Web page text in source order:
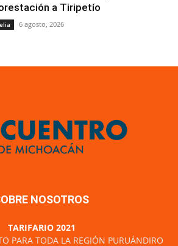
a Tiripetío
6 agosto, 2026
NOSOTROS
TARIFARIO 2021
PARA TODA LA REGIÓN PURUÁNDIRO